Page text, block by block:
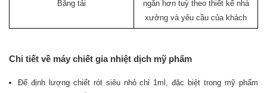
Băng tải
ngắn hơn tuỳ theo thiết kế nhà
xưởng và yêu cầu của khách
Chi tiết về máy chiết gia nhiệt dịch mỹ phẩm
Để định lượng chiết rót siêu nhỏ chỉ 1ml, đặc biệt trong mỹ phẩm